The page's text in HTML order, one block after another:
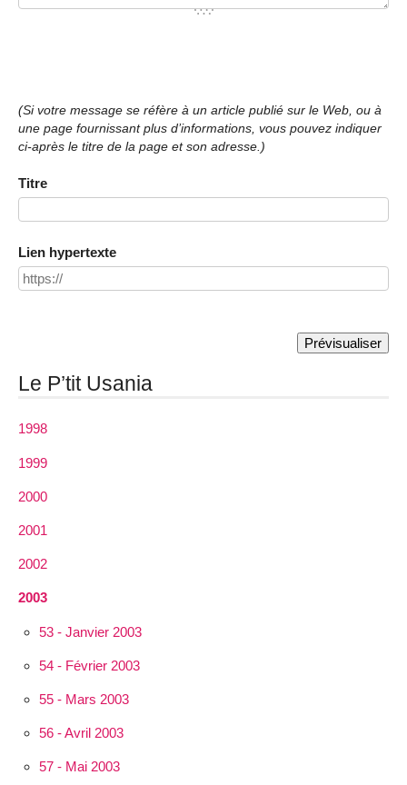
(Si votre message se réfère à un article publié sur le Web, ou à
une page fournissant plus d’informations, vous pouvez indiquer
ci-après le titre de la page et son adresse.)
Titre
Lien hypertexte
Le P’tit Usania
1998
1999
2000
2001
2002
2003
53 - Janvier 2003
54 - Février 2003
55 - Mars 2003
56 - Avril 2003
57 - Mai 2003